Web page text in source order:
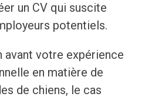
un CV qui suscite
potentiels.
avant votre expérience
en matière de
de chiens, le cas